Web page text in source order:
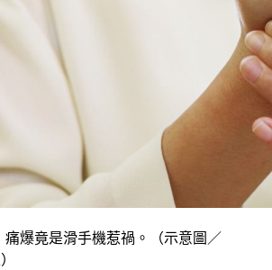
痛爆竟是滑手機惹禍。（示意圖／